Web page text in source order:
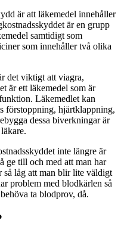
är att läkemedel innehåller
är en grupp
samtidigt som
som innehåller två olika
det viktigt att viagra,
är ett läkemedel som är
Läkemedlet kan
förstoppning, hjärtklappning,
dessa biverkningar är
inte längre är
ge till och med att man har
så låg att man blir lite väldigt
problem med blodkärlen så
ta blodprov, då.